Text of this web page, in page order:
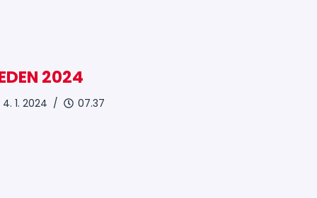
2024
4. 1. 2024 / 07.37